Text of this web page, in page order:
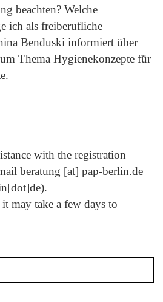
beachten? Welche
ich als freiberufliche
Benduski informiert über
Thema Hygienekonzepte für
with the registration
beratung [at] pap-berlin.de
.
may take a few days to